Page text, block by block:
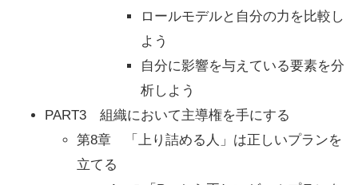
ロールモデルと自分の力を比較し
よう
自分に影響を与えている要素を分
析しよう
PART3 組織において主導権を手にする
第8章 「上り詰める人」は正しいプランを
立てる